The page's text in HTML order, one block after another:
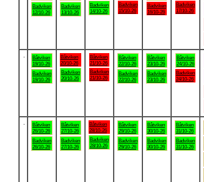
Badviken
12/10-26
Badviken
13/10-26
Badviken
14/10-26
Badviken
15/10-26
Badviken
16/10-26
Badviken
17/10-26
Båtviken
19/10-26
Badviken
19/10-26
Båtviken
20/10-26
Badviken
20/10-26
Båtviken
21/10-26
Badviken
21/10-26
Båtviken
22/10-26
Badviken
22/10-26
Båtviken
23/10-26
Badviken
23/10-26
Båtviken
24/10-26
Badviken
24/10-26
Båtviken
26/10-26
Badviken
26/10-26
Båtviken
27/10-26
Badviken
27/10-26
Båtviken
28/10-26
Badviken
28/10-26
Båtviken
29/10-26
Badviken
29/10-26
Båtviken
30/10-26
Badviken
30/10-26
Båtviken
31/10-26
Badviken
31/10-26